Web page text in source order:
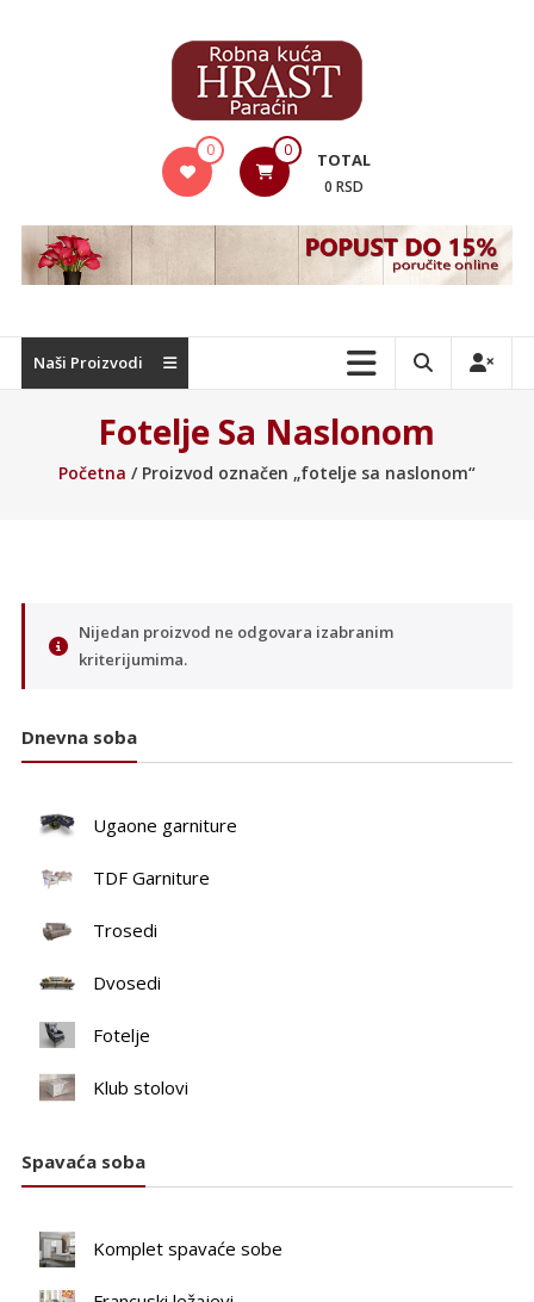
Nameštaj
0 0 TOTAL
0 RSD
Naši Proizvodi
Fotelje Sa Naslonom
Početna / Proizvod označen „fotelje sa naslonom“
Nijedan proizvod ne odgovara izabranim
kriterijumima.
Dnevna soba
Ugaone garniture
TDF Garniture
Trosedi
Dvosedi
Fotelje
Klub stolovi
Spavaća soba
Komplet spavaće sobe